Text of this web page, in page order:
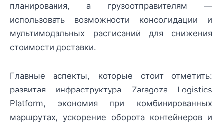
планирования, а грузоотправителям —
использовать возможности консолидации и
мультимодальных расписаний для снижения
стоимости доставки.
Главные аспекты, которые стоит отметить:
развитая инфраструктура Zaragoza Logistics
Platform, экономия при комбинированных
маршрутах, ускорение оборота контейнеров и